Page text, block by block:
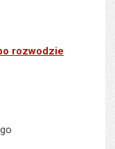
rozwodzie